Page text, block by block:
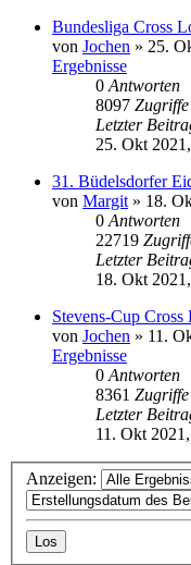
Bundesliga Cross
von Jochen » 25.
Ergebnisse
0 Antworten
8097 Zugriffe
Letzter
25. Okt
31. Büdelsdorfer
von Margit » 18.
0 Antworten
22719
Letzter
18. Okt
Stevens-Cup
von Jochen » 11.
Ergebnisse
0 Antworten
8361 Zugriffe
Letzter
11. Okt
Anzeigen: